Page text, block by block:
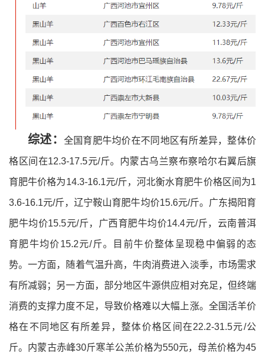
综述： 全国育肥牛均价在不同地区有所差异，整体价
格区间在12.3-17.5元/斤。内蒙古乌兰察布察哈尔右翼后旗
育肥牛价格为14.3-16.1元/斤，河北衡水育肥牛价格区间为1
3.6-16.1元/斤，辽宁鞍山育肥牛均价15.6元/斤。广东揭阳育
肥牛均价15.5元/斤，广西育肥牛均价14.4元/斤，云南普洱
育肥牛均价15.2元/斤。 目前牛价整体呈现稳中偏弱的态
势。一方面，随着气温升高，牛肉消费进入淡季，市场需求
有所减弱；另一方面，部分地区牛源供应相对充足，但终端
消费的支撑力度不足，导致价格难以大幅上涨。 全国活羊价
格在不同地区有所差异，整体价格区间在22.2-31.5元/公
斤。 内蒙古赤峰30斤寒羊公羔价格为550元，母羔价格为45